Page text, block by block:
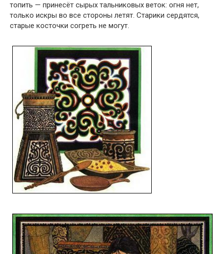
топить — принесёт сырых тальниковых веток: огня нет,
только искры во все стороны летят. Старики сердятся,
старые косточки согреть не могут.